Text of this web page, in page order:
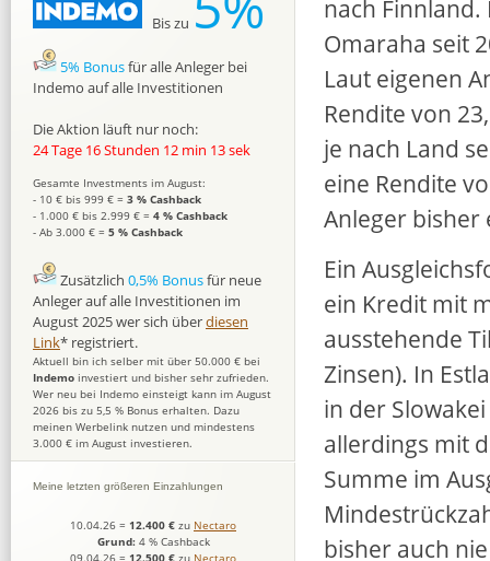
nach Finnland.
Omaraha seit
Laut eigenen
Rendite von
je nach Land
eine Rendite
Anleger bisher
Ein
ein Kredit mit
ausstehende
Zinsen). In
in der
allerdings mit
Summe im
bisher auch
Bis zu
5% Bonusfür alle Anleger bei
Indemo auf alle Investitionen
Die Aktion läuft nur noch:
24 Tage 16 Stunden 12 min 12 sek
Gesamte Investments im August:
- 10 € bis 999 € = 3 % Cashback
- 1.000 € bis 2.999 € = 4 % Cashback
- Ab 3.000 € = 5 % Cashback
Zusätzlich 0,5% Bonusfür neue
Anleger auf alle Investitionen im
August 2025 wer sich überdiesen
Link* registriert.
Aktuell bin ich selber mit über 50.000 € bei
Indemo investiert und bisher sehr zufrieden.
Wer neu bei Indemo einsteigt kann im August
2026 bis zu 5,5 % Bonus erhalten. Dazu
meinen Werbelink nutzen und mindestens
3.000 € im August investieren.
Meine letzten größeren Einzahlungen
10.04.26 = 12.400 € zu Nectaro
Grund: 4 % Cashback